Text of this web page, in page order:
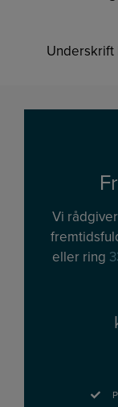
Underskrift
Vi
eller ring